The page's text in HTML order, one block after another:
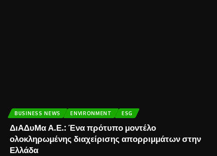
BUSINESS NEWS ENVIRONMENT ESG
ΔιΑΔυΜα Α.Ε.: Ένα πρότυπο μοντέλο
ολοκληρωμένης διαχείρισης απορριμμάτων στην
Ελλάδα